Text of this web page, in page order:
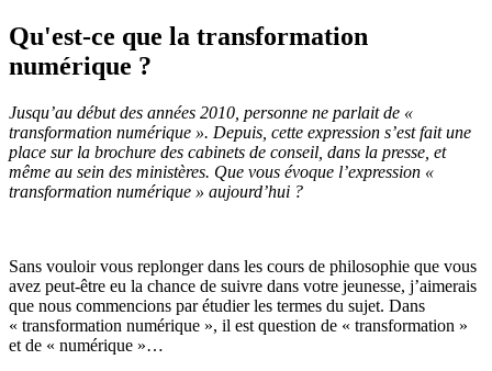
Qu'est-ce que la transformation
numérique ?
Jusqu’au début des années 2010, personne ne parlait de «
transformation numérique ». Depuis, cette expression s’est fait une
place sur la brochure des cabinets de conseil, dans la presse, et
même au sein des ministères. Que vous évoque l’expression «
transformation numérique » aujourd’hui ?
Sans vouloir vous replonger dans les cours de philosophie que vous
avez peut-être eu la chance de suivre dans votre jeunesse, j’aimerais
que nous commencions par étudier les termes du sujet. Dans
« transformation numérique », il est question de « transformation »
et de « numérique »…